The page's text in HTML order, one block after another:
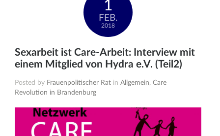
1
FEB.
2018
Sexarbeit ist Care-Arbeit: Interview mit
einem Mitglied von Hydra e.V. (Teil2)
Posted by Frauenpolitischer Rat inAllgemein,Care
Revolution in Brandenburg